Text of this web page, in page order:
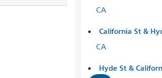
CA
California St &
CA
Hyde St &